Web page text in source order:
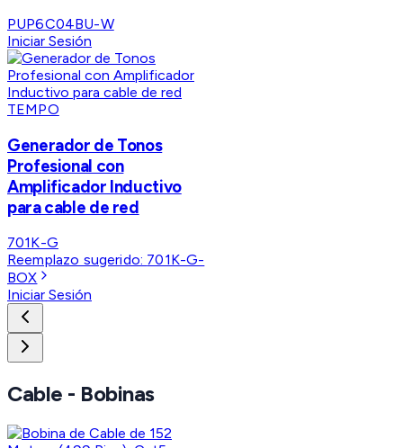
PUP6C04BU-W
Iniciar Sesión
TEMPO
Generador de Tonos
Profesional con
Amplificador Inductivo
para cable de red
701K-G
Reemplazo sugerido: 701K-G-
BOX
Iniciar Sesión
Cable - Bobinas